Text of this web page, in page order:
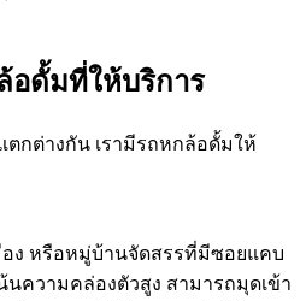
อดั้มที่ให้บริการ
กต่างกัน เรามีรถหกล้อดั้มให้
อง หรือหมู่บ้านจัดสรรที่มีซอยแคบ
นความคล่องตัวสูง สามารถมุดเข้า